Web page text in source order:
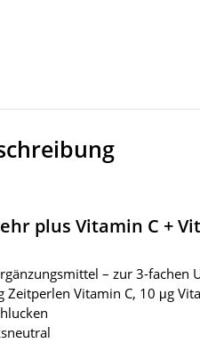
plus Vitamin C +
– zur 3-
Zeitperlen Vitamin C, 10 μg